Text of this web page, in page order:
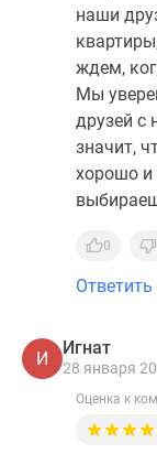
наши
ждем,
Мы
друзей с
значит,
хорошо и
0
Ответить
И
Игнат
28 января
Оценка к